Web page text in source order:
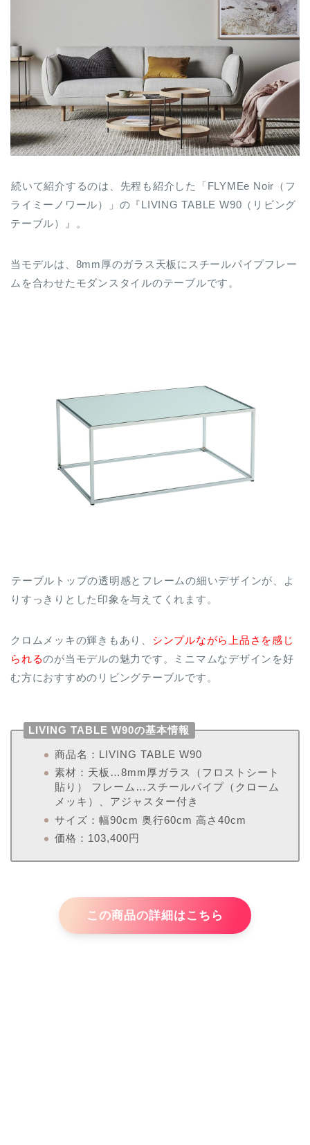
続いて紹介するのは、先程も紹介した「FLYMEe Noir（フ
ライミーノワール）」の『LIVING TABLE W90（リビング
テーブル）』。
当モデルは、8mm厚のガラス天板にスチールパイプフレー
ムを合わせたモダンスタイルのテーブルです。
テーブルトップの透明感とフレームの細いデザインが、よ
りすっきりとした印象を与えてくれます。
クロムメッキの輝きもあり、 シンプルながら上品さを感じ
られるのが当モデルの魅力です。ミニマムなデザインを好
む方におすすめのリビングテーブルです。
LIVING TABLE W90の基本情報
商品名：LIVING TABLE W90
素材：天板…8mm厚ガラス（フロストシート
貼り） フレーム…スチールパイプ（クローム
メッキ）、アジャスター付き
サイズ：幅90cm 奥行60cm 高さ40cm
価格：103,400円
この商品の詳細はこちら